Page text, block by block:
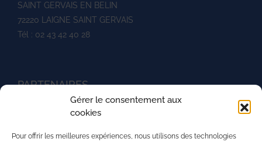
Gérer le consentement aux
cookies
Pour offrir les meilleures expériences, nous utilisons des technologies
SAINT GERVAIS EN BELIN
72220 LAIGNE SAINT GERVAIS
Tél : 02 43 42 40 28
PARTENAIRES